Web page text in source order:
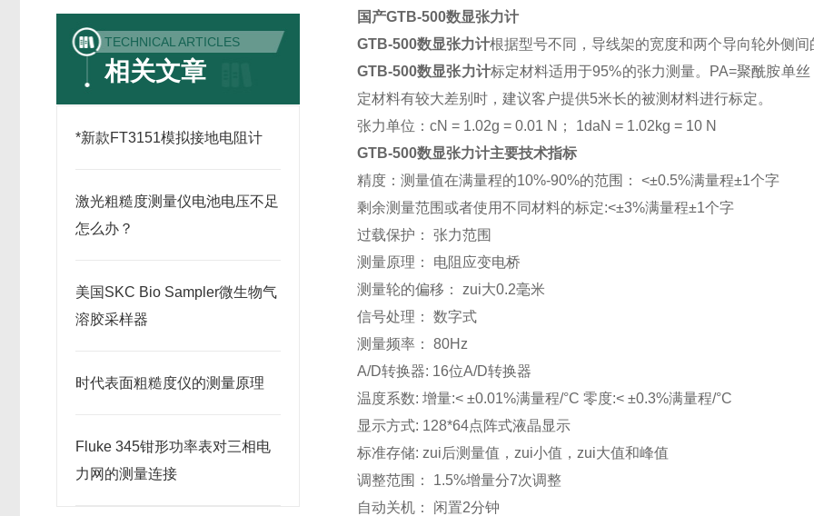
TECHNICAL ARTICLES
相关文章
*新款FT3151模拟接地电阻计
激光粗糙度测量仪电池电压不足
怎么办？
美国SKC Bio Sampler微生物气
溶胶采样器
时代表面粗糙度仪的测量原理
Fluke 345钳形功率表对三相电
力网的测量连接
国产GTB-500数显张力计
GTB-500数显张力计根据型号不同，导线架的宽度和两个导向轮外侧
GTB-500数显张力计标定材料适用于95%的张力测量。PA=聚酰胺单
定材料有较大差别时，建议客户提供5米长的被测材料进行标定。
张力单位：cN = 1.02g = 0.01 N； 1daN = 1.02kg = 10 N
GTB-500数显张力计主要技术指标
精度：测量值在满量程的10%-90%的范围： <±0.5%满量程±1个字
剩余测量范围或者使用不同材料的标定:<±3%满量程±1个字
过载保护： 张力范围
测量原理： 电阻应变电桥
测量轮的偏移： zui大0.2毫米
信号处理： 数字式
测量频率： 80Hz
A/D转换器: 16位A/D转换器
温度系数: 增量:< ±0.01%满量程/°C 零度:< ±0.3%满量程/°C
显示方式: 128*64点阵式液晶显示
标准存储: zui后测量值，zui小值，zui大值和峰值
调整范围： 1.5%增量分7次调整
自动关机： 闲置2分钟